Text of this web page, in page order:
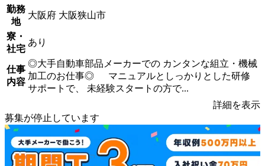
勤務
地
大阪府 大阪狭山市
寮・
社宅
あり
仕事
内容
◎大手自動車部品メーカーでの カンタンな組立・機械
加工のお仕事◎ マニュアルとしっかりとした研修
サポートで、 未経験スタートの方で...
詳細を表示
募集が停止しています